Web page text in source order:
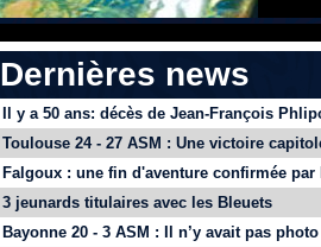
Dernières news
Il y a 50 ans: décès de Jean-François
Toulouse 24 - 27 ASM : Une victoire
Falgoux : une fin d'aventure confirmée par
3 jeunards titulaires avec les Bleuets
Bayonne 20 - 3 ASM : Il n’y avait pas photo